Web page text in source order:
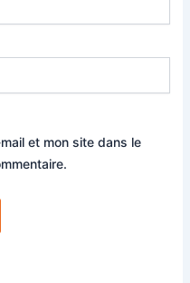
et mon site dans le